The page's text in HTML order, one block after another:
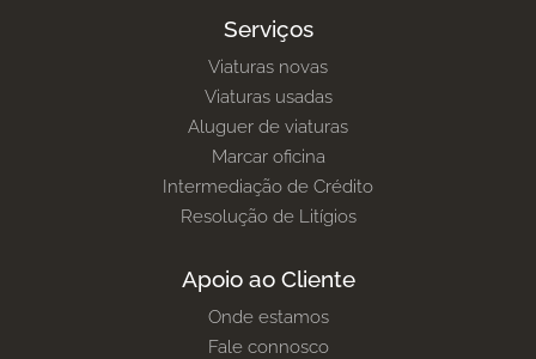
Serviços
Viaturas novas
Viaturas usadas
Aluguer de viaturas
Marcar oficina
Intermediação de Crédito
Resolução de Litígios
Apoio ao Cliente
Onde estamos
Fale connosco